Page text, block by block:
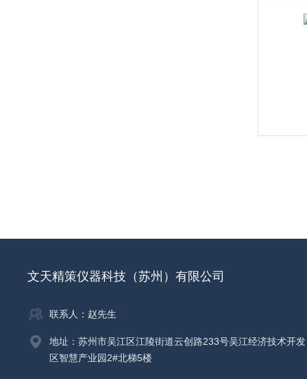
文天精策仪器科技（苏州）有限公司
联系人：赵先生
地址：苏州市吴江区江陵街道云创路233号吴江经济技术开发
区智慧产业园2#北梯5楼